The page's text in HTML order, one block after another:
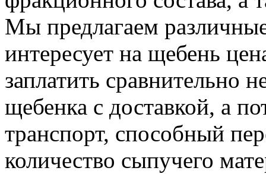
Мы предлагаем
интересует на щебень
заплатить сравнительно
щебенка с доставкой, а
транспорт, способный
количество сыпучего